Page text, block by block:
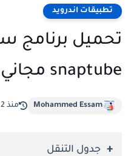
تطبيقات اندرويد
تحميل برنامج
snaptube مجاني 2022
Mohammed Essam منذ 2 سنة
جدول التنقل